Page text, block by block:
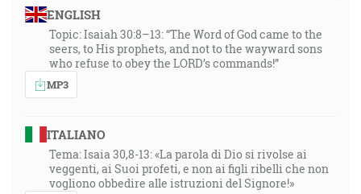
ENGLISH
Topic: Isaiah 30:8–13: “The Word of God came to the
seers, to His prophets, and not to the wayward sons
who refuse to obey the LORD’s commands!”
MP3
ITALIANO
Tema: Isaia 30,8-13: «La parola di Dio si rivolse ai
veggenti, ai Suoi profeti, e non ai figli ribelli che non
vogliono obbedire alle istruzioni del Signore!»